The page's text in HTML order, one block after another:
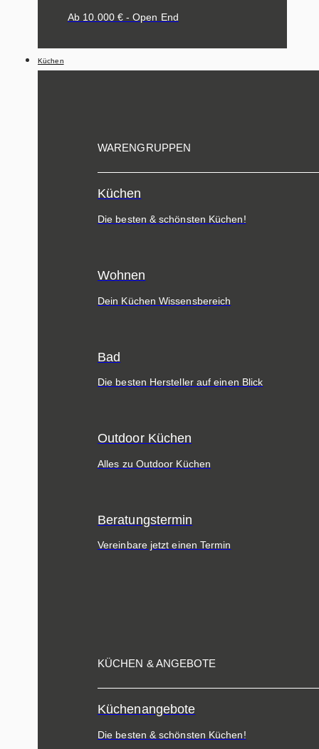
Ab 10.000 € - Open End
Küchen
WARENGRUPPEN
Küchen
Die besten & schönsten Küchen!
Wohnen
Dein Küchen Wissensbereich
Bad
Die besten Hersteller auf einen Blick
Outdoor Küchen
Alles zu Outdoor Küchen
Beratungstermin
Vereinbare jetzt einen Termin
KÜCHEN & ANGEBOTE
Küchenangebote
Die besten & schönsten Küchen!